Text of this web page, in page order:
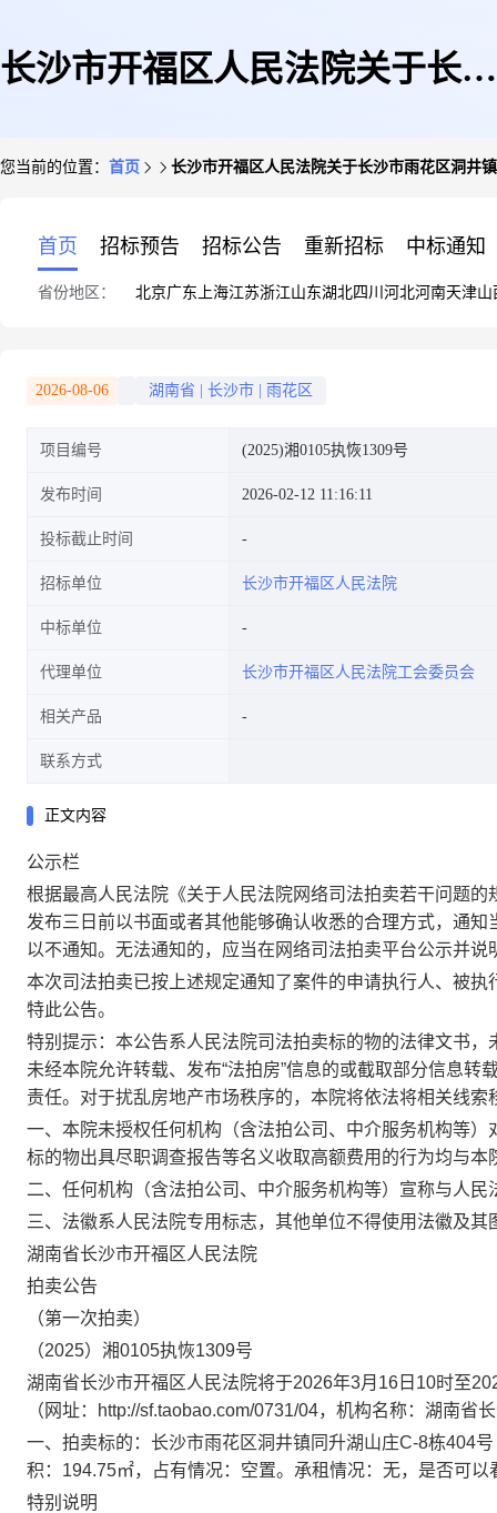
长沙市开福区人民法院关于长沙
您当前的位置： 首页 长沙市开福区人民法院关于长沙市雨花区洞井
首页 招标预告 招标公告 重新招标 中标通知
省份地区： 北京广东 上海江苏浙江山东湖北四川 河北河南天津山
2026-08-06 湖南省 长沙市 雨花区
项目编号 (2025)湘0105执恢1309号
发布时间 2026-02-12 11:16:11
投标截止时间
招标单位 长沙市开福区人民法院
中标单位
代理单位 长沙市开福区人民法院工会委员会
相关产品
联系方式
正文内容
公示栏
根据最高人民法院《关于人民法院网络司法拍卖若干问题
发布三日前以书面或者其他能够确认收悉的合理方式，通
以不通知。无法通知的，应当在网络司法拍卖平台公示并
本次司法拍卖已按上述规定通知了案件的申请执行人、被
特此公告。
特别提示：本公告系人民法院司法拍卖标的物的法律文书
未经本院允许转载、发布“法拍房”信息的或截取部分信息转
责任。对于扰乱房地产市场秩序的，本院将依法将相关线
一、本院未授权任何机构（含法拍公司、中介服务机构等
标的物出具尽职调查报告等名义收取高额费用的行为均与本
二、任何机构（含法拍公司、中介服务机构等）宣称与人
三、法徽系人民法院专用标志，其他单位不得使用法徽及
湖南省长沙市开福区人民法院
拍卖公告
（第一次拍卖）
（2025）湘0105执恢1309号
湖南省长沙市开福区人民法院将于2026年3月 16 日 10时至
（网址：http://sf.taobao.com/0731/04，机构名称：湖南省
一、 拍卖标的： 长沙市雨花区洞井镇同升湖山庄C-8栋404
积： 194.75㎡， 占有情况： 空置。承租情况： 无， 是否可以
特别说明